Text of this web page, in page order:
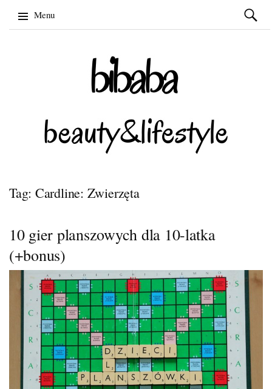
Menu
Szukaj:
Tag: Cardline: Zwierzęta
10 gier planszowych dla 10-latka
(+bonus)